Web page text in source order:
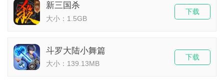
新三国杀
大小：1.5GB
下载
斗罗大陆小舞篇
大小：139.13MB
下载